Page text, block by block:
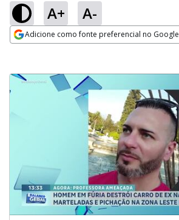
A+ A-
Adicione como fonte preferencial no Google